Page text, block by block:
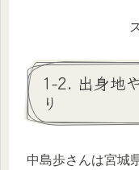
1-2. 出身地
り
中島歩さんは宮城